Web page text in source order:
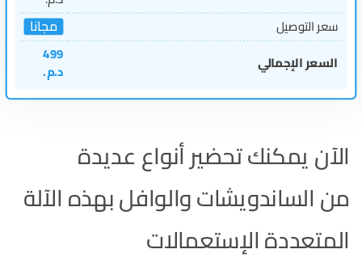
سعر التوصيل
مجانا
السعر الإجمالي
499
د.م.
الآن يمكنك تحضير أنواع عديدة
من الساندويشات والوافل بهذه الآلة
المتعددة الإستعمالات